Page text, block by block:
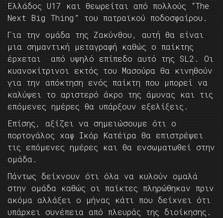
Ελλάδος U17 και θεωρείται από πολλούς “The
Next Big Thing” του πατραϊκού ποδοσφαίρου.
Για την ομάδα της Ζακύνθου, αυτή θα είναι
μια σημαντική μεταγραφή καθώς ο παίκτης
έρχεται από υψηλό επίπεδο αυτό της SL2. Oι
κυανοκίτρινοι εκτός του Μασούρα θα κινηθούν
για την απόκτηση ενός παίκτη που μπορεί να
καλύψει το αριστερό άκρο της άμυνας και τις
επόμενες ημέρες θα υπάρξουν εξελίξεις.
Επίσης, αξίζει να σημειώσουμε ότι ο
πορτογάλος χαφ Ικόρ Κατέϊρα θα επιστρέψει
τις επόμενες ημέρες και θα ενσωματωθεί στην
ομάδα.
Πάντως δείχνουν ότι όλα να κυλούν ομαλά
στην ομάδα καθώς οι παίκτες πληρώθηκαν πριν
ακόμα αλλάξει ο μήνας κάτι που δείχνει ότι
υπάρχει συνέπεια από πλευράς της διοίκησης.